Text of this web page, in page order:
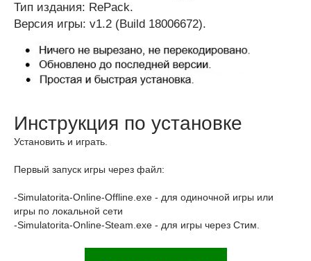
Тип издания: RePack.
Версия игры: v1.2 (Build 18006672).
Инструкция по установке
Установить и играть.
Первый запуск игры через файл:
-Simulatorita-Online-Offline.exe - для одиночной игры или
игры по локальной сети
-Simulatorita-Online-Steam.exe - для игры через Стим.